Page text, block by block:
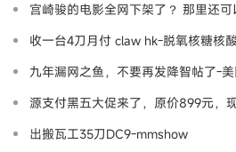
宫崎骏的电影全网下架了？ 那里还
收一台4刀月付 claw hk-脱氧核糖核酸
九年漏网之鱼，不要再发降智帖了-
源支付黑五大促来了，原价899元，
出搬瓦工35刀DC9-mmshow